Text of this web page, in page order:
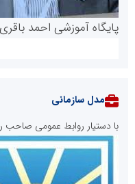
پایگاه آموزشی احمد باقری
مدل سازمانی
با دستیار روابط عمومی صاحب